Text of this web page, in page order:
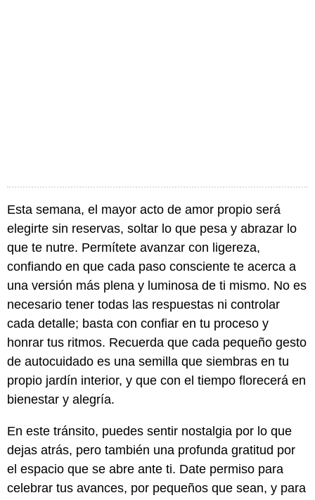
Esta semana, el mayor acto de amor propio será
elegirte sin reservas, soltar lo que pesa y abrazar lo
que te nutre. Permítete avanzar con ligereza,
confiando en que cada paso consciente te acerca a
una versión más plena y luminosa de ti mismo. No es
necesario tener todas las respuestas ni controlar
cada detalle; basta con confiar en tu proceso y
honrar tus ritmos. Recuerda que cada pequeño gesto
de autocuidado es una semilla que siembras en tu
propio jardín interior, y que con el tiempo florecerá en
bienestar y alegría.
En este tránsito, puedes sentir nostalgia por lo que
dejas atrás, pero también una profunda gratitud por
el espacio que se abre ante ti. Date permiso para
celebrar tus avances, por pequeños que sean, y para